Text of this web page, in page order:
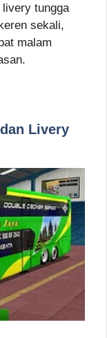
tungga
sekali,
malam
Livery